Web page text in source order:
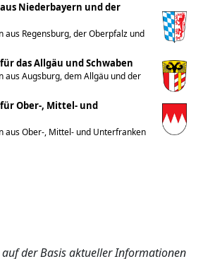
Niederbayern und der
aus Regensburg, der Oberpfalz und
das Allgäu und Schwaben
aus Augsburg, dem Allgäu und der
Ober-, Mittel- und
aus Ober-, Mittel- und Unterfranken
auf der Basis aktueller Informationen